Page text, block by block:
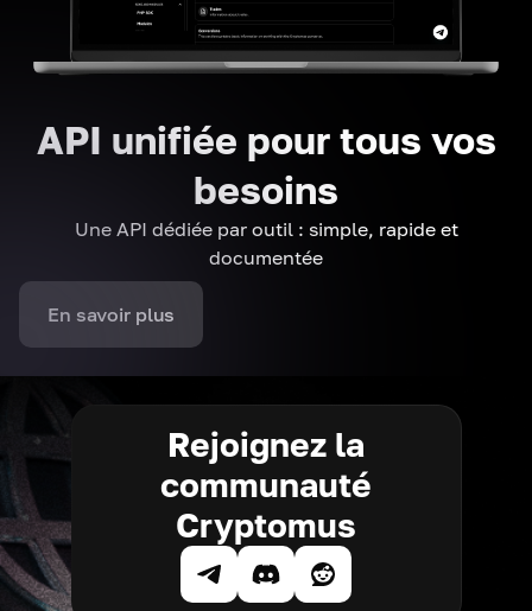
API unifiée pour tous vos
besoins
Une API dédiée par outil : simple, rapide et
documentée
En savoir plus
Rejoignez la
communauté
Cryptomus